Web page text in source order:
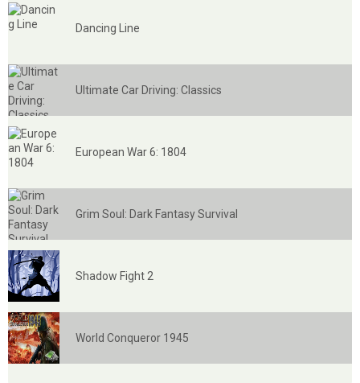
Dancing Line
Ultimate Car Driving: Classics
European War 6: 1804
Grim Soul: Dark Fantasy Survival
Shadow Fight 2
World Conqueror 1945